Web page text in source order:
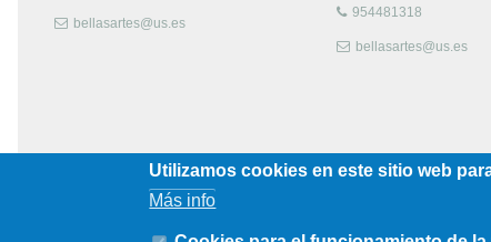
bellasartes@us.es
954481318
bellasartes@us.es
Utilizamos cookies en este sitio web
Más info